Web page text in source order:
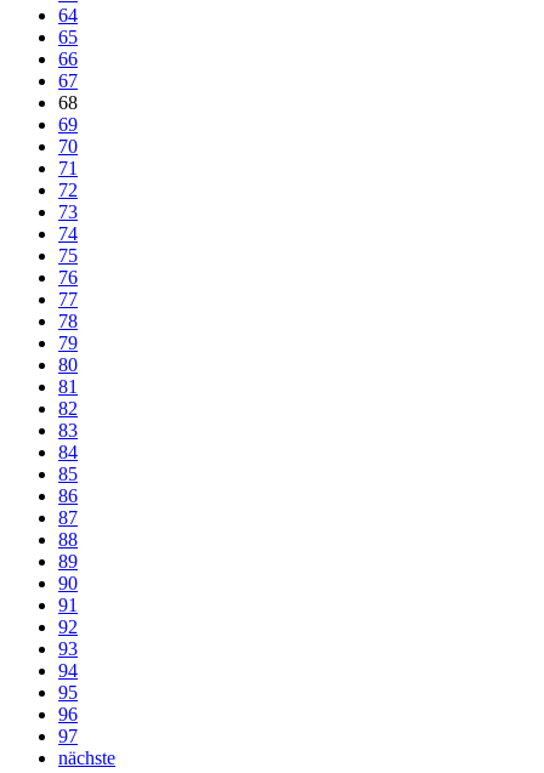
64
65
66
67
68
69
70
71
72
73
74
75
76
77
78
79
80
81
82
83
84
85
86
87
88
89
90
91
92
93
94
95
96
97
nächste